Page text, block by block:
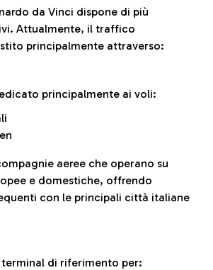
da Vinci dispone di più
Attualmente, il traffico
principalmente attraverso:
principalmente ai voli:
aeree che operano su
e domestiche, offrendo
con le principali città italiane
terminal di riferimento per: